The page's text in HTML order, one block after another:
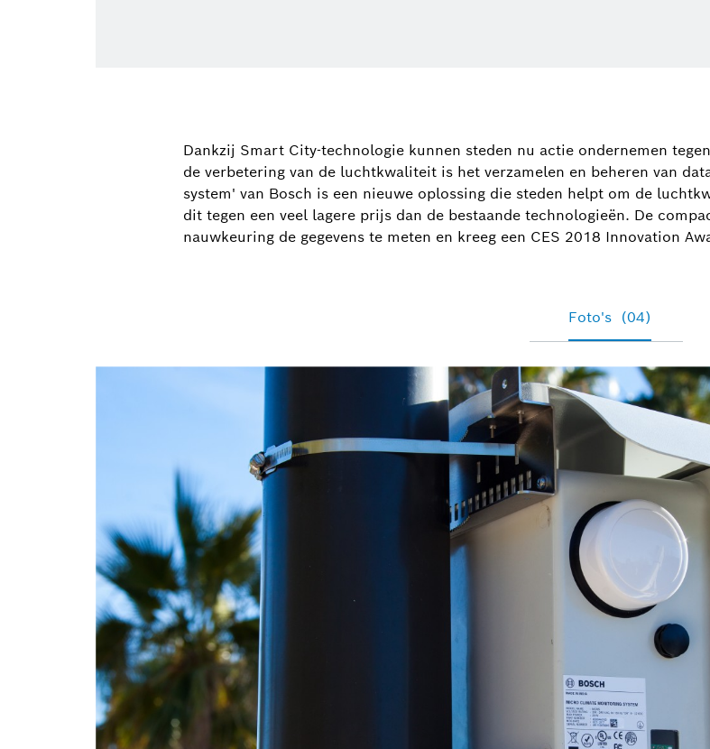
Dankzij Smart City-technologie kunnen steden nu actie ondernemen
de verbetering van de luchtkwaliteit is het verzamelen en beheren van
system' van Bosch is een nieuwe oplossing die steden helpt om de
dit tegen een veel lagere prijs dan de bestaande technologieën. De
nauwkeuring de gegevens te meten en kreeg een CES 2018 Innovation
Foto's (04)